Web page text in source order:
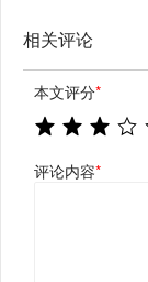
相关评论
本文评分*
评论内容*